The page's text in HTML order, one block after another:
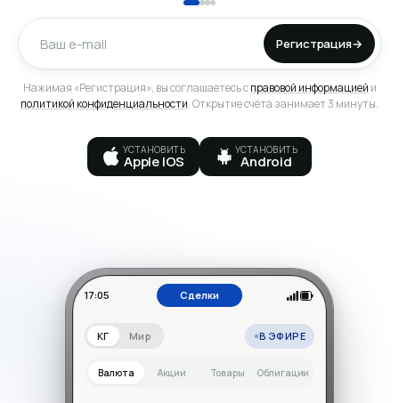
Регистрация→
Нажимая «Регистрация», вы соглашаетесь справовой информацией и
политикой конфиденциальности. Открытие счёта занимает 3 минуты.
УСТАНОВИТЬ
Apple IOS
УСТАНОВИТЬ
Android
17:05 Сделки
КГ Мир В ЭФИРЕ
Валюта Акции Товары Облигации